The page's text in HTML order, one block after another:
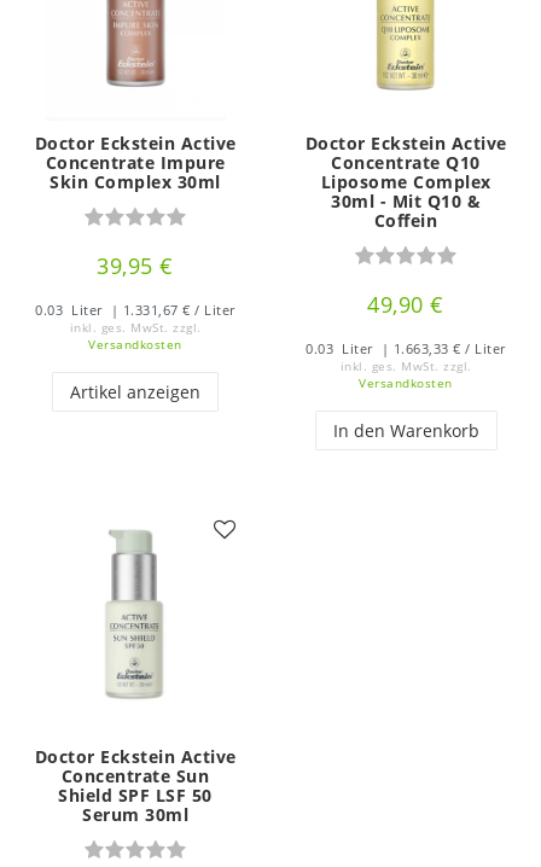
Doctor Eckstein Active
Concentrate Impure
Skin Complex 30ml
39,95 €
0.03 Liter | 1.331,67 € / Liter
inkl. ges. MwSt. zzgl.
Versandkosten
Artikel anzeigen
Doctor Eckstein Active
Concentrate Q10
Liposome Complex
30ml - Mit Q10 &
Coffein
49,90 €
0.03 Liter | 1.663,33 € / Liter
inkl. ges. MwSt. zzgl.
Versandkosten
In den Warenkorb
Doctor Eckstein Active
Concentrate Sun
Shield SPF LSF 50
Serum 30ml